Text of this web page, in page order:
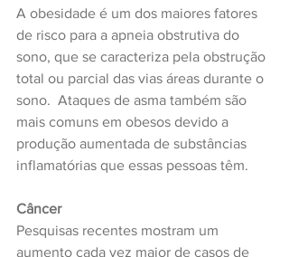
A obesidade é um dos maiores fatores
de risco para a apneia obstrutiva do
sono, que se caracteriza pela obstrução
total ou parcial das vias áreas durante o
sono.  Ataques de asma também são
mais comuns em obesos devido a
produção aumentada de substâncias
inflamatórias que essas pessoas têm.
Câncer
Pesquisas recentes mostram um
aumento cada vez maior de casos de